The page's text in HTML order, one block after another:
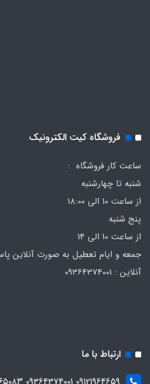
فروشگاه کیت الکترونیک
ساعت کار فروشگاه :
شنبه تا چهارشنبه
از ساعت 10 الی 18:00
پنج شنبه
از ساعت 10 الی 14
جمعه و ایام تعطیل به صورت آنلاین
ارتباط با ما